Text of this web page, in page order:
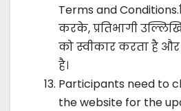
Terms and
करके, प्रतिभागी
को स्वीकार करता है
है।
Participants need to
the website for the